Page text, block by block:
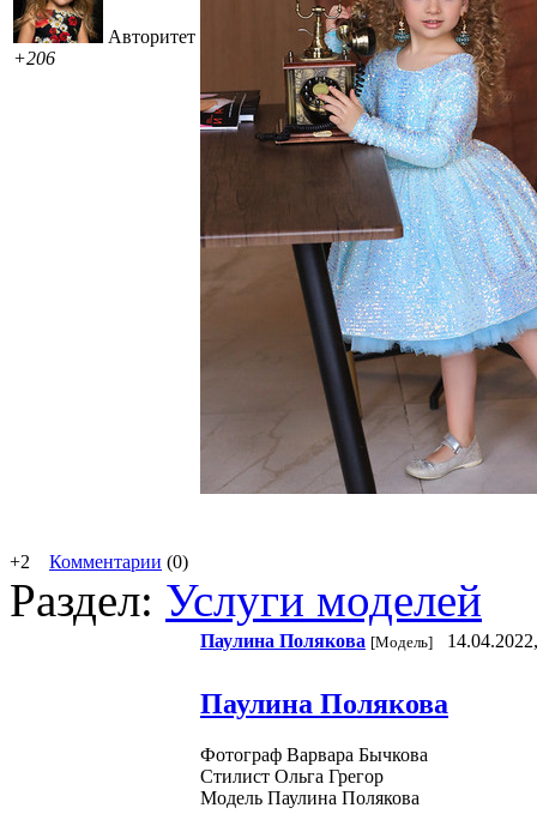
Авторитет
+206
+2 Комментарии (0)
Раздел: Услуги моделей
Паулина Полякова [Модель]
Паулина Полякова
Фотограф Варвара Бычкова
Стилист Ольга Грегор
Модель Паулина Полякова